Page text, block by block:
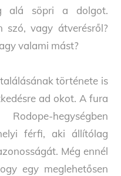
alá söpri a dolgot.
szó, vagy átverésről?
valami mást?
története is
ad okot. A fura
hegységben
férfi, aki állítólag
Még ennél
egy meglehetősen